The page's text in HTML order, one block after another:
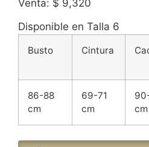
Venta: $ 9,320
Disponible en Talla 6
Busto Cintura
86-88
cm
69-71
cm
cm